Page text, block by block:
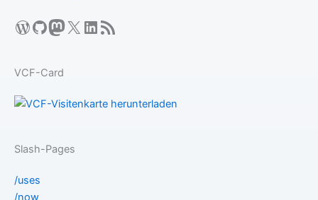
WordPress
GitHub
Mastodon
X LinkedIn
RSS-Feed
VCF-Card
Slash-Pages
/uses
/now